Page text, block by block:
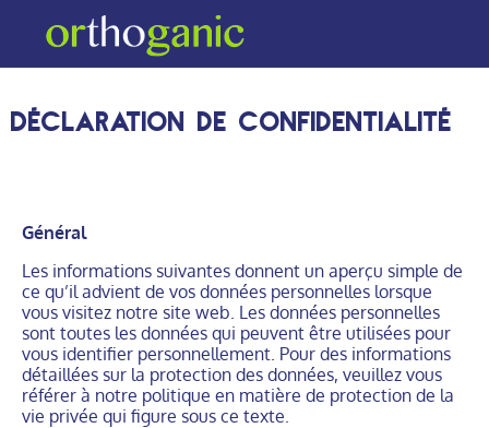
Déclaration de confidentialité
Général
Les informations suivantes donnent un aperçu simple de
ce qu’il advient de vos données personnelles lorsque
vous visitez notre site web. Les données personnelles
sont toutes les données qui peuvent être utilisées pour
vous identifier personnellement. Pour des informations
détaillées sur la protection des données, veuillez vous
référer à notre politique en matière de protection de la
vie privée qui figure sous ce texte.